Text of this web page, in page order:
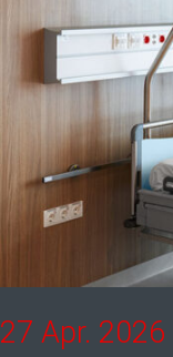
27 Apr. 2026